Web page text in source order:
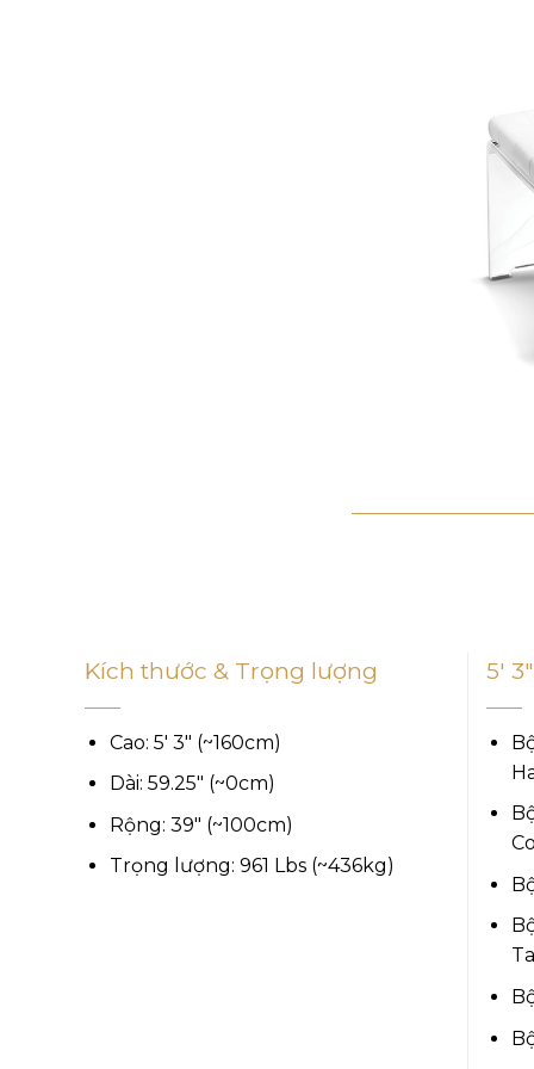
Kích thước & Trọng lượng
Cao: 5′ 3″ (~160cm)
Dài: 59.25″ (~0cm)
Rộng: 39″ (~100cm)
Trọng lượng: 961 Lbs (~436kg)
5′